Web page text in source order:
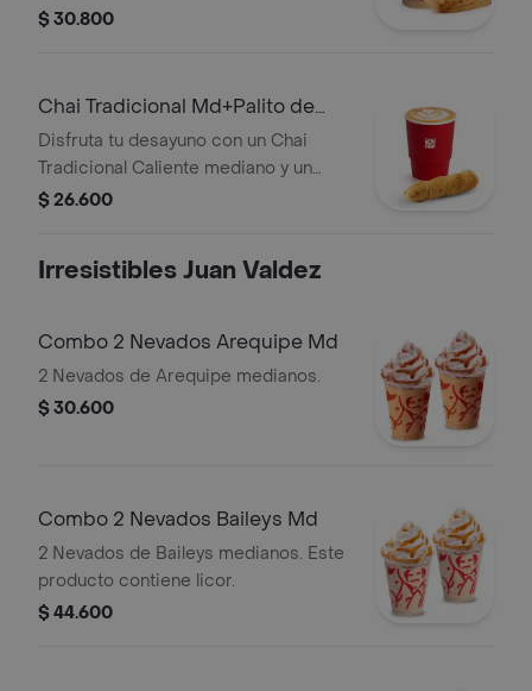
Champiñones.
$ 30.800
Chai Tradicional Md+Palito de
Queso
Disfruta tu desayuno con un Chai
Tradicional Caliente mediano y un
Palito de Queso.
$ 26.600
Irresistibles Juan Valdez
Combo 2 Nevados Arequipe Md
2 Nevados de Arequipe medianos.
$ 30.600
Combo 2 Nevados Baileys Md
2 Nevados de Baileys medianos. Este
producto contiene licor.
$ 44.600